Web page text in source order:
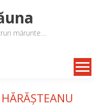
mărunte…